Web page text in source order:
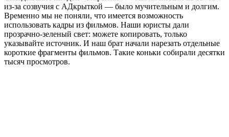
из-за созвучия с АДкрыткой — было мучительным и долгим.
Временно мы не поняли, что имеется возможность
использовать кадры из фильмов. Наши юристы дали
прозрачно-зеленый свет: можете копировать, только
указывайте источник. И наш брат начали нарезать отдельные
короткие фрагменты фильмов. Такие коньки собирали десятки
тысяч просмотров.